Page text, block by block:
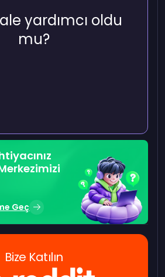
yardımcı oldu
mu?
Geç
Bize Katılın